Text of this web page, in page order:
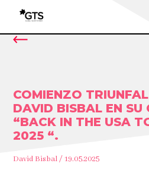
COMIENZO
DAVID BISBAL EN SU
“BACK IN THE USA
2025 “.
David Bisbal / 19.05.2025